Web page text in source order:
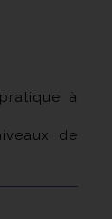
à
de
sélection
pour